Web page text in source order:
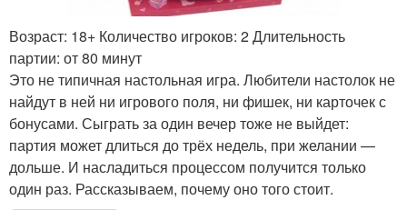
Возраст: 18+ Количество игроков: 2 Длительность
партии: от 80 минут
Это не типичная настольная игра. Любители настолок не
найдут в ней ни игрового поля, ни фишек, ни карточек с
бонусами. Сыграть за один вечер тоже не выйдет:
партия может длиться до трёх недель, при желании —
дольше. И насладиться процессом получится только
один раз. Рассказываем, почему оно того стоит.